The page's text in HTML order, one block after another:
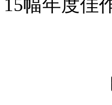
15幅年度佳